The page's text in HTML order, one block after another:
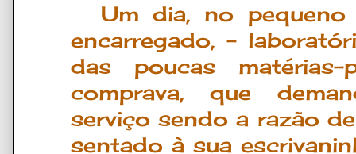
Um dia, no
encarregado, –
das poucas
comprava, que
serviço sendo a razão
sentado à sua